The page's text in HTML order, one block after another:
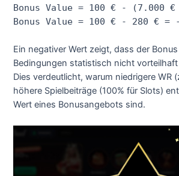
Bonus Value = 100 € - (7.000
Bonus Value = 100 € - 280 € =
Ein negativer Wert zeigt, dass der
Bedingungen statistisch nicht
Dies verdeutlicht, warum niedrigere WR
höhere Spielbeiträge (100% für Slots)
Wert eines Bonusangebots sind.